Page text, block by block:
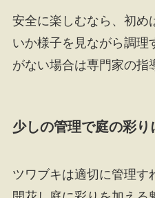
安全に楽しむなら、初め
いか様子を見ながら調理
がない場合は専門家の指
少しの管理で庭の彩
ツワブキは適切に管理す